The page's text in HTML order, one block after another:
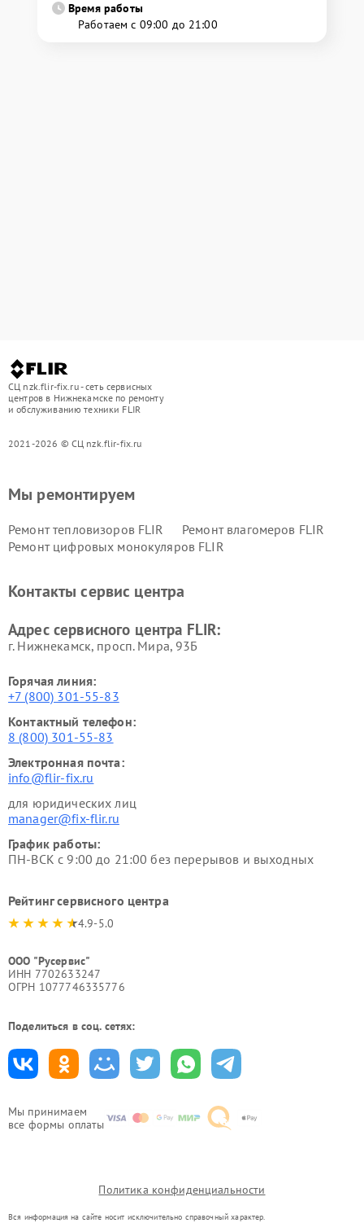
Время работы
Работаем с 09:00 до 21:00
СЦ nzk.flir-fix.ru - сеть сервисных
центров в Нижнекамске по ремонту
и обслуживанию техники FLIR
2021-2026 © СЦ nzk.flir-fix.ru
Мы принимаем
все формы оплаты
Мы ремонтируем
Ремонт тепловизоров FLIR
Ремонт влагомеров FLIR
Ремонт цифровых монокуляров FLIR
Контакты сервис центра
Адрес сервисного центра FLIR:
г. Нижнекамск, просп. Мира, 93Б
Горячая линия:
+7 (800) 301-55-83
Контактный телефон:
8 (800) 301-55-83
Электронная почта:
info@flir-fix.ru
для юридических лиц
manager@fix-flir.ru
График работы:
ПН-ВСК с 9:00 до 21:00 без перерывов и выходных
Рейтинг сервисного центра
4.9-5.0
ООО "Русервис"
ИНН 7702633247
ОГРН 1077746335776
Поделиться в соц. сетях:
Политика конфиденциальности
Вся информация на сайте носит исключительно справочный характер.